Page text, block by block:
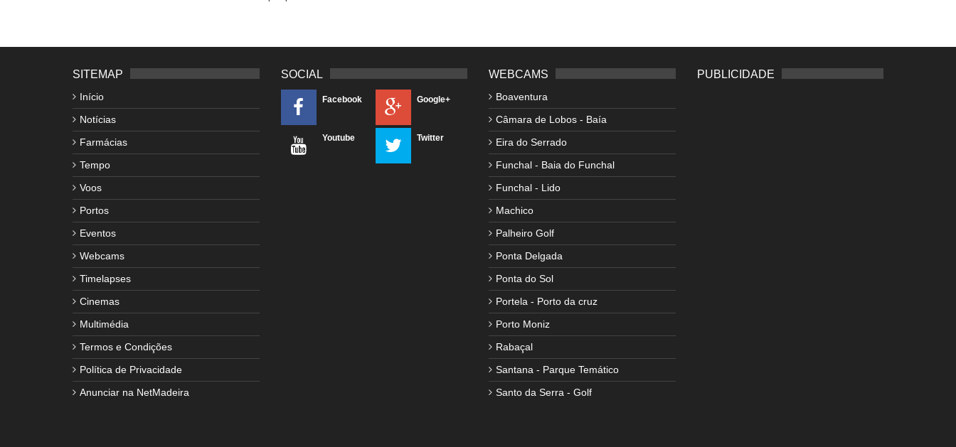
SITEMAP
Início
Notícias
Farmácias
Tempo
Voos
Portos
Eventos
Webcams
Timelapses
Cinemas
Multimédia
Termos e Condições
Política de Privacidade
Anunciar na NetMadeira
SOCIAL
Facebook Google+
Youtube Twitter
WEBCAMS
Boaventura
Câmara de Lobos - Baía
Eira do Serrado
Funchal - Baia do Funchal
Funchal - Lido
Machico
Palheiro Golf
Ponta Delgada
Ponta do Sol
Portela - Porto da cruz
Porto Moniz
Rabaçal
Santana - Parque Temático
Santo da Serra - Golf
PUBLICIDADE